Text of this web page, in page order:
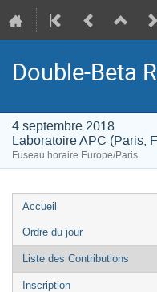
Double-Beta
4 septembre 2018
Laboratoire APC (Paris,
Fuseau horaire Europe/Paris
Menu
de
l'événement
Accueil
Ordre du jour
Liste des Contributions
Inscription